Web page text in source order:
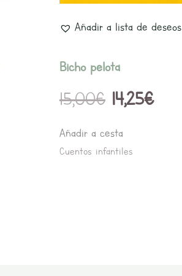
Añadir a lista de deseos
Bicho pelota
15,00€ 14,25€
Añadir a cesta
Cuentos infantiles